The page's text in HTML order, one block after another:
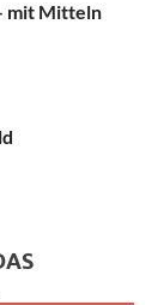
mit Mitteln